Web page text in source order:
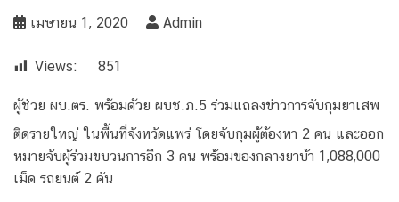
เมษายน 1, 2020 Admin
Views: 851
ผู้ช่วย ผบ.ตร. พร้อมด้วย ผบช.ภ.5 ร่วมแถลงข่าวการจับกุมยาเสพ
ติดรายใหญ่ ในพื้นที่จังหวัดแพร่ โดยจับกุมผู้ต้องหา 2 คน และออก
หมายจับผู้ร่วมขบวนการอีก 3 คน พร้อมของกลางยาบ้า 1,088,000
เม็ด รถยนต์ 2 คัน